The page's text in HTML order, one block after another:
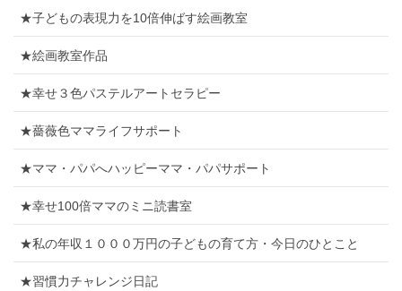
★子どもの表現力を10倍伸ばす絵画教室
★絵画教室作品
★幸せ３色パステルアートセラピー
★薔薇色ママライフサポート
★ママ・パパへハッピーママ・パパサポート
★幸せ100倍ママのミニ読書室
★私の年収１０００万円の子どもの育て方・今日のひとこと
★習慣力チャレンジ日記